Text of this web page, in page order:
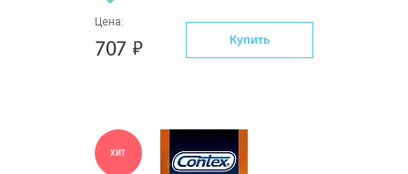
Цена:
707 Купить
ХИТ